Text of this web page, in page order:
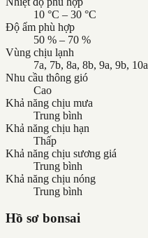
10 °C – 30 °C
Độ ẩm phù hợp
50 % – 70 %
Vùng chịu lạnh
7a, 7b, 8a, 8b, 9a, 9b, 10a
Nhu cầu thông gió
Cao
Khả năng chịu mưa
Trung bình
Khả năng chịu hạn
Thấp
Khả năng chịu sương giá
Trung bình
Khả năng chịu nóng
Trung bình
Hồ sơ bonsai